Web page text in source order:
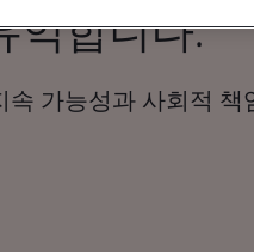
익합니다.
가능성과 사회적 책